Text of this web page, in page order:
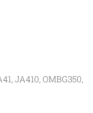
JA410, OMBG350,